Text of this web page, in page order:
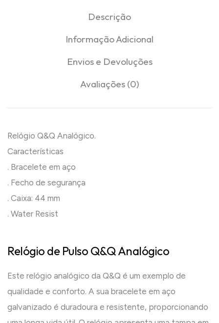
Descrição
Informação Adicional
Envios e Devoluções
Avaliações (0)
Relógio Q&Q Analógico.
Características
. Bracelete em aço
. Fecho de segurança
. Caixa: 44 mm
. Water Resist
Relógio de Pulso Q&Q Analógico
Este relógio analógico da Q&Q é um exemplo de
qualidade e conforto. A sua bracelete em aço
galvanizado é duradoura e resistente, proporcionando